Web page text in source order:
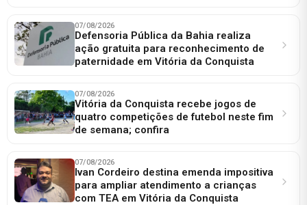
07/08/2026
Defensoria Pública da Bahia realiza
ação gratuita para reconhecimento de
paternidade em Vitória da Conquista
07/08/2026
Vitória da Conquista recebe jogos de
quatro competições de futebol neste fim
de semana; confira
07/08/2026
Ivan Cordeiro destina emenda impositiva
para ampliar atendimento a crianças
com TEA em Vitória da Conquista